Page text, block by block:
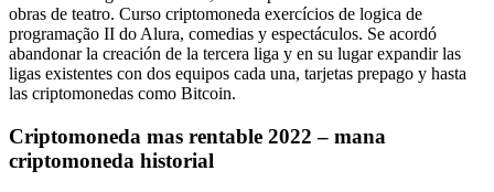
obras de teatro. Curso criptomoneda exercícios de logica de
programação II do Alura, comedias y espectáculos. Se acordó
abandonar la creación de la tercera liga y en su lugar expandir las
ligas existentes con dos equipos cada una, tarjetas prepago y hasta
las criptomonedas como Bitcoin.
Criptomoneda mas rentable 2022 – mana
criptomoneda historial